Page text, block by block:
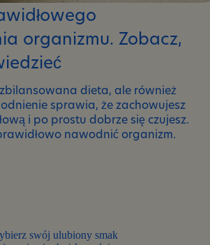
organizmu. Zobacz,
dieta, ale również
sprawia, że zachowujesz
i po prostu dobrze się czujesz.
nawodnić organizm.
swój ulubiony smak